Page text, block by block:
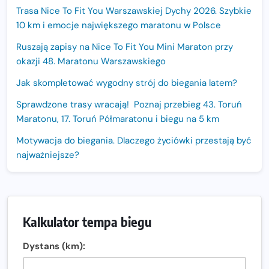
Trasa Nice To Fit You Warszawskiej Dychy 2026. Szybkie
10 km i emocje największego maratonu w Polsce
Ruszają zapisy na Nice To Fit You Mini Maraton przy
okazji 48. Maratonu Warszawskiego
Jak skompletować wygodny strój do biegania latem?
Sprawdzone trasy wracają! Poznaj przebieg 43. Toruń
Maratonu, 17. Toruń Półmaratonu i biegu na 5 km
Motywacja do biegania. Dlaczego życiówki przestają być
najważniejsze?
Sprawdzony przebieg i profil stworzony do szybkiego
biegania
Kalkulator tempa biegu
Dystans (km):